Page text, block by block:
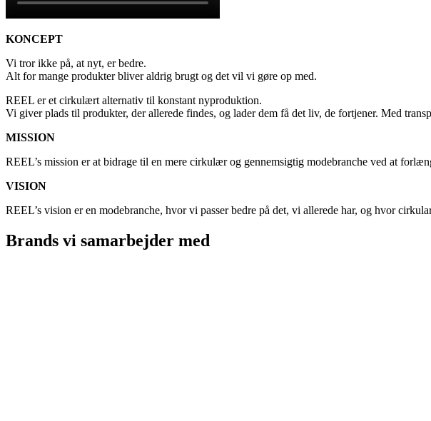
KONCEPT
Vi tror ikke på, at nyt, er bedre.
Alt for mange produkter bliver aldrig brugt og det vil vi gøre op med.
REEL er et cirkulært alternativ til konstant nyproduktion.
Vi giver plads til produkter, der allerede findes, og lader dem få det liv, de fortjener. Med
MISSION
REEL’s mission er at bidrage til en mere cirkulær og gennemsigtig modebranche ved at
VISION
REEL’s vision er en modebranche, hvor vi passer bedre på det, vi allerede har, og hvor
Brands vi samarbejder med